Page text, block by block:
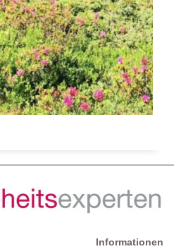
Informationen